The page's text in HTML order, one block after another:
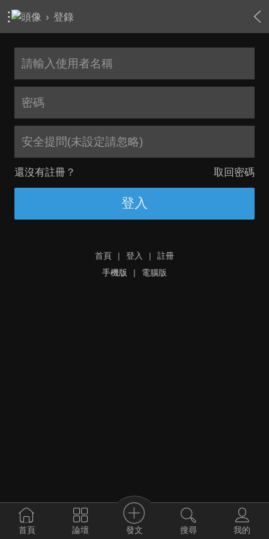
› 登錄
安全提問(未設定請忽略)
還沒有註冊？ 取回密碼
登入
首頁 | 登入 |
註冊
手機版
| 電腦版
首頁 論壇 發文 搜尋 我的